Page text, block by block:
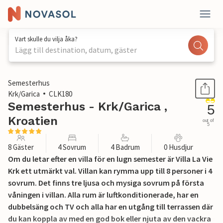
Vart skulle du vilja åka?
Lägg till destination, datum, gäster
1 / 60
Semesterhus
Krk/Garica
CLK180
Semesterhus - Krk/Garica ,
Kroatien
5
out of
5
8 Gäster 4 Sovrum 4 Badrum 0 Husdjur
Om du letar efter en villa för en lugn semester är Villa La Vie
Krk ett utmärkt val. Villan kan rymma upp till 8 personer i 4
sovrum. Det finns tre ljusa och mysiga sovrum på första
våningen i villan. Alla rum är luftkonditionerade, har en
dubbelsäng och TV och alla har en utgång till terrassen där
du kan koppla av med en god bok eller njuta av den vackra